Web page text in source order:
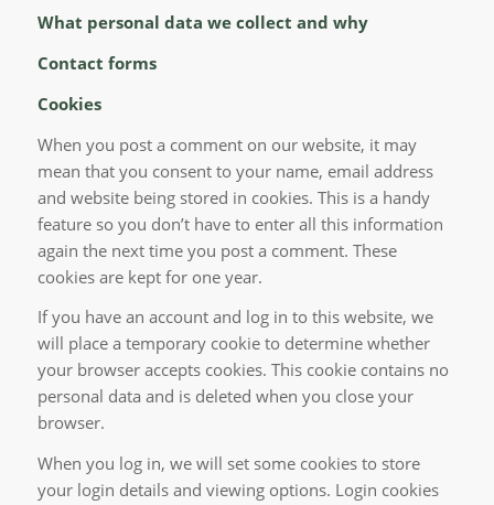
What personal data we collect and why
Contact forms
Cookies
When you post a comment on our website, it may
mean that you consent to your name, email address
and website being stored in cookies. This is a handy
feature so you don’t have to enter all this information
again the next time you post a comment. These
cookies are kept for one year.
If you have an account and log in to this website, we
will place a temporary cookie to determine whether
your browser accepts cookies. This cookie contains no
personal data and is deleted when you close your
browser.
When you log in, we will set some cookies to store
your login details and viewing options. Login cookies